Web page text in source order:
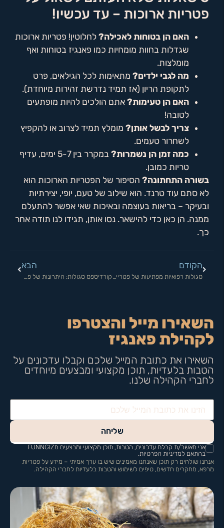
פטריות ארוכות – עד עכשיו!
האם הן בטוחות לאכילה? לחלוטין! פטריות ארוכות
שגדלות בחוות מומחיות כמו פאנגיז בטוחות ואף
מומלצות.
מה לגבי ילדים? מתאימות לכל הגילאים, פרט
לתקופת הריון (אז תמיד נדרשת זהירות מיוחדת).
האם הן טעימות? אתם הולכים להיות מופתעים
לטובה!
צריך לבשל אותן? מומלץ תמיד לצרוב או להקפיץ
לשחרור טעמים.
כמה זמן הן נשמרות?
במקרר בין 5-7 ימים, עדיף
טריות כמובן.
בשורה התחתונה? הסיפור של הפטריות הארוכות הוא
לא סתם עוד טרנד. הוא שילוב של טעם, יופי, יצירתיות
ובעיקר – בריאות בעוצמה ובאיכות שאי אפשר להתעלם
ממנה. הן כאן כדי להישאר. נסו אותן, תגידו לנו תודה אחר
כך.
הקודם
סגולות רפואיות מפתיעות של פטריית רעמת האריה
הבא
קורדיספס סגולות: היתרונות של פטריית קורדיספס לבריאות שלכם
השאירו מייל והצטרפו
לקהילת פאנגיז
השאירו את כתובת המייל שלכם וקבלו עדכונים על
הטבות בלעדיות, תוכן מקצועי ומבצעים מיוחדים
לחברי הקהילה שלנו.
שליחה
אני מאשר/ת קבלת עדכונים, הטבות, תוכן מקצועי ומבצעים מFUNNGIZ
בהתאם למדיניות הפרטיות.
אנחנו שולחים רק תוכן שאנחנו מאמינים שיש בו ערך אמיתי – מידע על פטריות
מרפא, מחקרים חדשים, טיפים לשימוש והטבות בלעדיות לחברי הקהילה.